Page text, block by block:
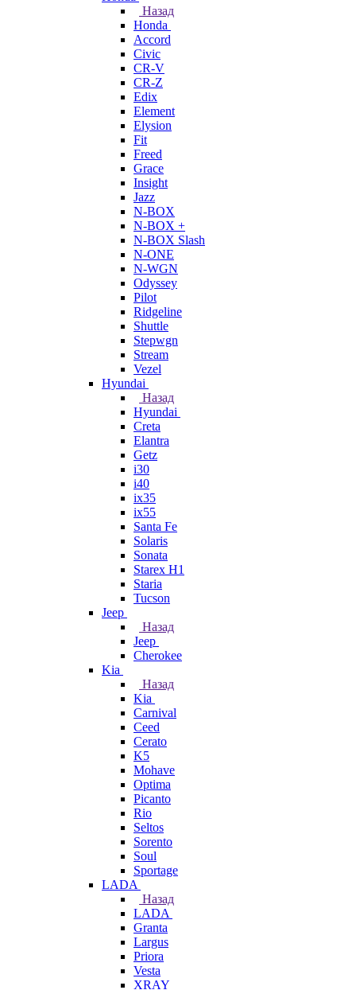
Назад
Honda
Accord
Civic
CR-V
CR-Z
Edix
Element
Elysion
Fit
Freed
Grace
Insight
Jazz
N-BOX
N-BOX +
N-BOX Slash
N-ONE
N-WGN
Odyssey
Pilot
Ridgeline
Shuttle
Stepwgn
Stream
Vezel
Hyundai
Назад
Hyundai
Creta
Elantra
Getz
i30
i40
ix35
ix55
Santa Fe
Solaris
Sonata
Starex H1
Staria
Tucson
Jeep
Назад
Jeep
Cherokee
Kia
Назад
Kia
Carnival
Ceed
Cerato
K5
Mohave
Optima
Picanto
Rio
Seltos
Sorento
Soul
Sportage
LADA
Назад
LADA
Granta
Largus
Priora
Vesta
XRAY